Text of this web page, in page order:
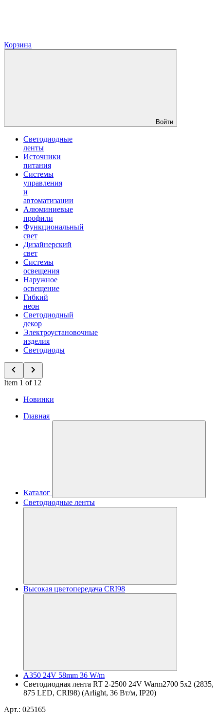
Корзина
Войти
Светодиодные
ленты
Источники
питания
Системы
управления
и
автоматизации
Алюминиевые
профили
Функциональный
свет
Дизайнерский
свет
Системы
освещения
Наружное
освещение
Гибкий
неон
Светодиодный
декор
Электроустановочные
изделия
Светодиоды
Item 1 of 12
Новинки
Главная
Каталог
Светодиодные ленты
Высокая цветопередача CRI98
A350 24V 58mm 36 W/m
Светодиодная лента RT 2-2500 24V Warm2700 5x2 (2835,
875 LED, CRI98) (Arlight, 36 Вт/м, IP20)
Арт.: 025165